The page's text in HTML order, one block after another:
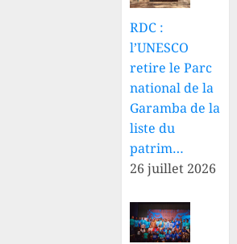
RDC :
l’UNESCO
retire le Parc
national de la
Garamba de la
liste du
patrim…
26 juillet 2026